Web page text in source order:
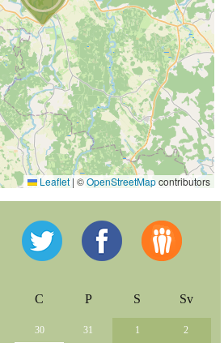
Leaflet | ©OpenStreetMapcontributors
C P S Sv
30 31 1 2